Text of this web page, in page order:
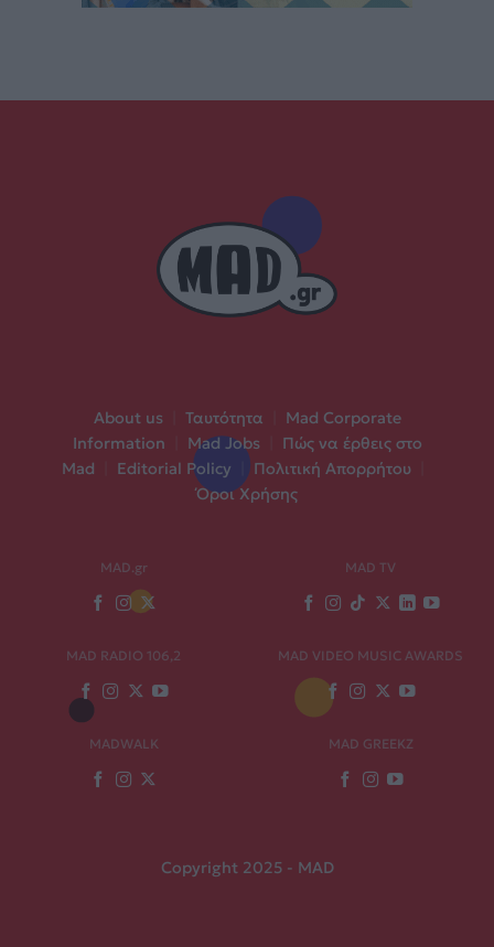
About us Ταυτότητα
Mad Corporate
Information
Mad Jobs
Πώς να έρθεις στο
Mad
Editorial Policy Πολιτική Απορρήτου
Όροι Χρήσης
MAD.gr MAD TV
MAD RADIO 106,2 MAD VIDEO MUSIC AWARDS
MADWALK MAD GREEKZ
Copyright 2025 - MAD